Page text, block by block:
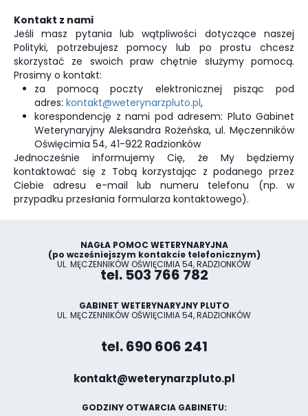
Kontakt z nami
Jeśli masz pytania lub wątpliwości dotyczące naszej
Polityki, potrzebujesz pomocy lub po prostu chcesz
skorzystać ze swoich praw chętnie służymy pomocą.
Prosimy o kontakt:
za pomocą poczty elektronicznej pisząc pod
adres: kontakt@weterynarzpluto.pl,
korespondencję z nami pod adresem: Pluto Gabinet
Weterynaryjny Aleksandra Rożeńska, ul. Męczenników
Oświęcimia 54, 41-922 Radzionków
Jednocześnie informujemy Cię, że My będziemy
kontaktować się z Tobą korzystając z podanego przez
Ciebie adresu e-mail lub numeru telefonu (np. w
przypadku przesłania formularza kontaktowego).
GODZINY OTWARCIA GABINETU:
NAGŁA POMOC WETERYNARYJNA
(po wcześniejszym kontakcie telefonicznym)
UL. MĘCZENNIKÓW OŚWIĘCIMIA 54, RADZIONKÓW
GABINET WETERYNARYJNY PLUTO
UL. MĘCZENNIKÓW OŚWIĘCIMIA 54, RADZIONKÓW
kontakt@weterynarzpluto.pl
tel. 503 766 782
tel. 690 606 241